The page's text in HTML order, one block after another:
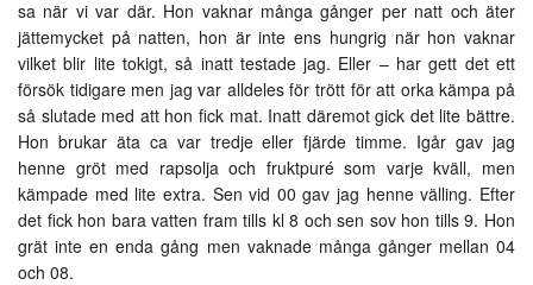
sa när vi var där. Hon vaknar många gånger per natt och äter
jättemycket på natten, hon är inte ens hungrig när hon vaknar
vilket blir lite tokigt, så inatt testade jag. Eller – har gett det ett
försök tidigare men jag var alldeles för trött för att orka kämpa på
så slutade med att hon fick mat. Inatt däremot gick det lite bättre.
Hon brukar äta ca var tredje eller fjärde timme. Igår gav jag
henne gröt med rapsolja och fruktpuré som varje kväll, men
kämpade med lite extra. Sen vid 00 gav jag henne välling. Efter
det fick hon bara vatten fram tills kl 8 och sen sov hon tills 9. Hon
grät inte en enda gång men vaknade många gånger mellan 04
och 08.